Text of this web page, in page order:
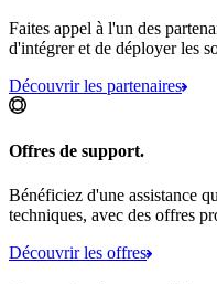
Faites appel à l'un des
d'intégrer et de déployer les
Découvrir les partenaires
Offres de support.
Bénéficiez d'une assistance
techniques, avec des offres
Découvrir les offres